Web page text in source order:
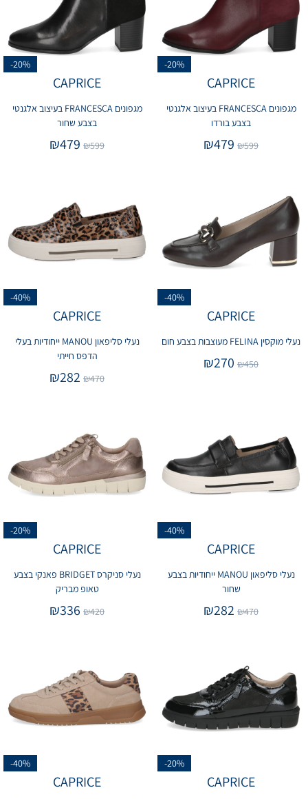
-20%
CAPRICE
מגפונים FRANCESCA בעיצוב אלגנטי
בצבע בורדו
₪599
₪479
-20%
CAPRICE
מגפונים FRANCESCA בעיצוב אלגנטי
בצבע שחור
₪599
₪479
-40%
CAPRICE
נעלי מוקסין FELINA מעוצבות בצבע חום
₪450
₪270
-40%
CAPRICE
נעלי סליפאון MANOU ייחודיות בעלי
הדפס חייתי
₪470
₪282
-40%
CAPRICE
נעלי סליפאון MANOU ייחודיות בצבע
שחור
₪470
₪282
-20%
CAPRICE
נעלי סניקרס BRIDGET פאנקי בצבע
טאופ מבריק
₪420
₪336
-20%
CAPRICE
-40%
CAPRICE